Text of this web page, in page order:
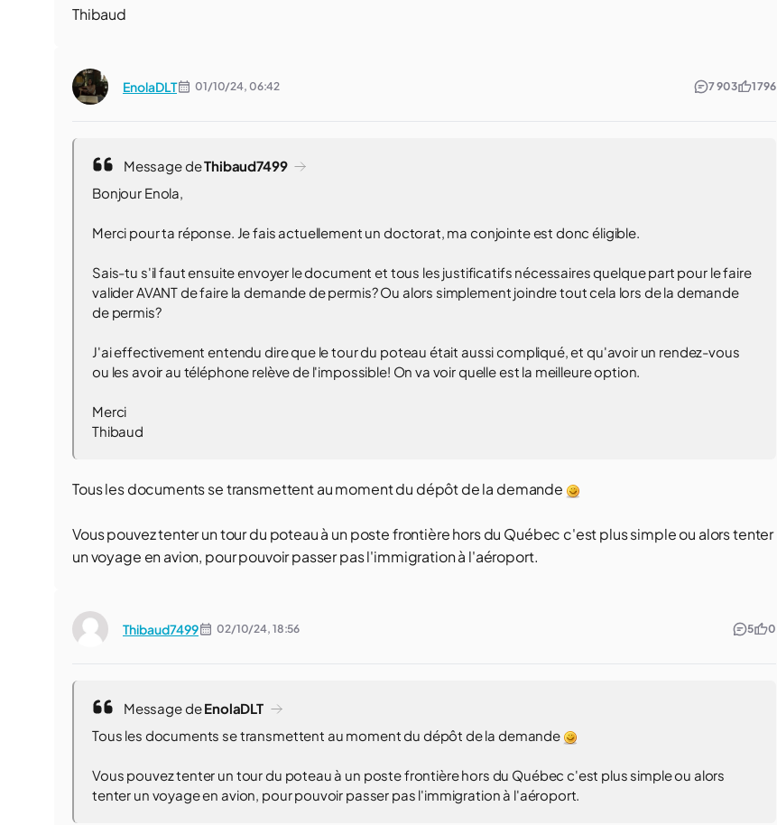
Thibaud
EnolaDLT 01/10/24, 06:42 7 903 1 796
Message deThibaud7499
Bonjour Enola,
Merci pour ta réponse. Je fais actuellement un doctorat, ma conjointe est donc éligible.
Sais-tu s'il faut ensuite envoyer le document et tous les justificatifs nécessaires quelque part pour le faire
valider AVANT de faire la demande de permis? Ou alors simplement joindre tout cela lors de la demande
de permis?
J'ai effectivement entendu dire que le tour du poteau était aussi compliqué, et qu'avoir un rendez-vous
ou les avoir au téléphone relève de l'impossible! On va voir quelle est la meilleure option.
Merci
Thibaud
Tous les documents se transmettent au moment du dépôt de la demande
Vous pouvez tenter un tour du poteau à un poste frontière hors du Québec c'est plus simple ou alors tenter
un voyage en avion, pour pouvoir passer pas l'immigration à l'aéroport.
Thibaud7499 02/10/24, 18:56 5 0
Message deEnolaDLT
Tous les documents se transmettent au moment du dépôt de la demande
Vous pouvez tenter un tour du poteau à un poste frontière hors du Québec c'est plus simple ou alors
tenter un voyage en avion, pour pouvoir passer pas l'immigration à l'aéroport.